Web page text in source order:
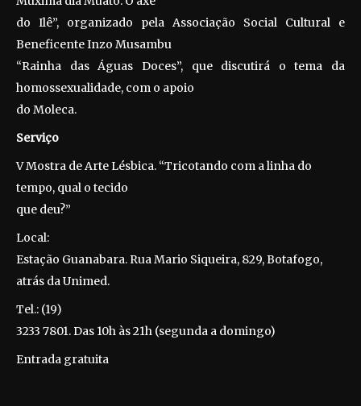
do Ilê”, organizado pela Associação Social Cultural e
Beneficente Inzo Musambu
“Rainha das Águas Doces”, que discutirá o tema da
homossexualidade, com o apoio
do Moleca.
Serviço
V Mostra de Arte Lésbica. “Tricotando com a linha do
tempo, qual o tecido
que deu?”
Local:
Estação Guanabara. Rua Mario Siqueira, 829, Botafogo,
atrás da Unimed.
Tel.: (19)
3233 7801. Das 10h às 21h (segunda a domingo)
Entrada gratuita